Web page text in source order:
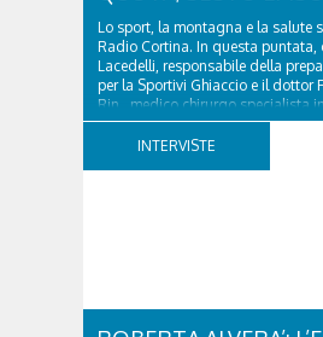
Lo sport, la montagna e la salute
Radio Cortina. In questa puntata,
Lacedelli, responsabile della
per la Sportivi Ghiaccio e il dottor
Rin, medico chirurgo specialista
Traumatologia di Ospedale
INTERVISTE